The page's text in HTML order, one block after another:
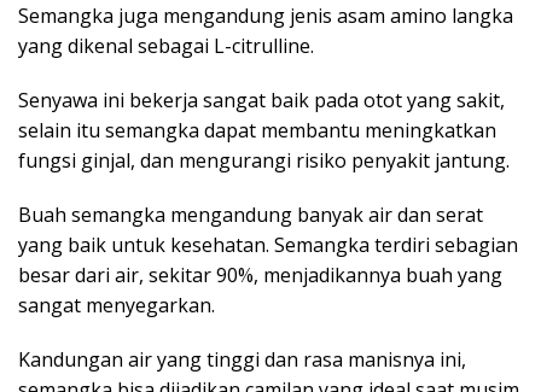
Semangka juga mengandung jenis asam amino langka
yang dikenal sebagai L-citrulline.
Senyawa ini bekerja sangat baik pada otot yang sakit,
selain itu semangka dapat membantu meningkatkan
fungsi ginjal, dan mengurangi risiko penyakit jantung.
Buah semangka mengandung banyak air dan serat
yang baik untuk kesehatan. Semangka terdiri sebagian
besar dari air, sekitar 90%, menjadikannya buah yang
sangat menyegarkan.
Kandungan air yang tinggi dan rasa manisnya ini,